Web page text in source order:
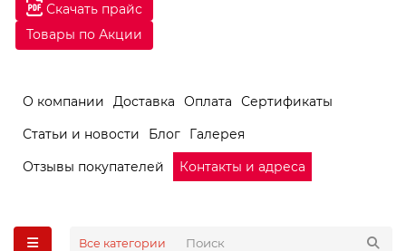
Скачать прайс
Товары по Акции
О компании Доставка Оплата
Сертификаты
Статьи и новости
Блог
Галерея
Отзывы покупателей
Контакты и адреса
Все категории